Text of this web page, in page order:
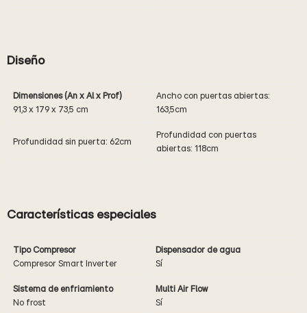
Diseño
Dimensiones (An x Al x Prof)
91,3 x 179 x 73,5 cm
Ancho con puertas abiertas:
163,5cm
Profundidad sin puerta: 62cm
Profundidad con puertas
abiertas: 118cm
Características especiales
Tipo Compresor
Compresor Smart Inverter
Dispensador de agua
Sí
Sistema de enfriamiento
No frost
Multi Air Flow
Sí